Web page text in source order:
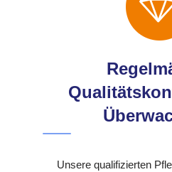
Unsere qualifizierten